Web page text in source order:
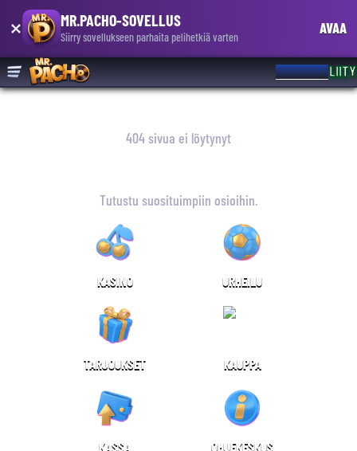
MR.PACHO-SOVELLUS
Siirry sovellukseen parhaita pelihetkiä varten
AVAA
KIRJAUDULIITY
404 sivua ei löytynyt
Tutustu suosituimpiin osioihin.
KASINO URHEILU
TARJOUKSET KAUPPA
KASSA OHJEKESKUS